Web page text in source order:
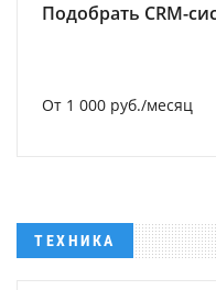
Подобрать CRM-
От 1 000 руб./месяц
ТЕХНИКА